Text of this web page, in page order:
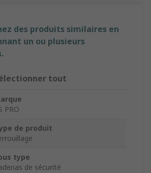
des produits similaires en
un ou plusieurs
tout
PRO
de produit
type
de sécurité